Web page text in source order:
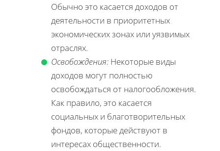
Обычно это касается доходов от
деятельности в приоритетных
экономических зонах или уязвимых
отраслях.
Освобождения: Некоторые виды
доходов могут полностью
освобождаться от налогообложения.
Как правило, это касается
социальных и благотворительных
фондов, которые действуют в
интересах общественности.